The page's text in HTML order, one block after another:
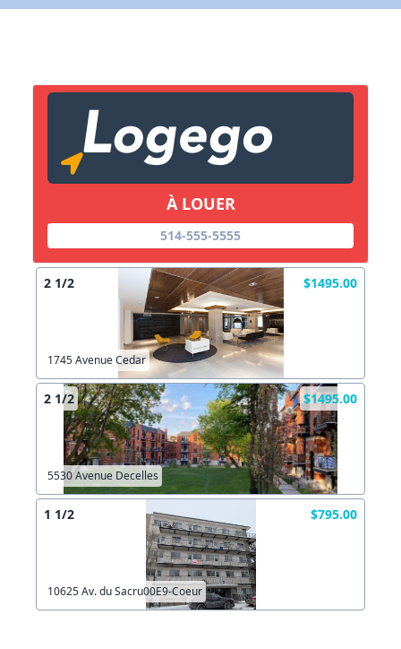
À LOUER
514-555-5555
2 1/2 $1495.00
1745 Avenue Cedar
2 1/2 $1495.00
5530 Avenue Decelles
1 1/2 $795.00
10625 Av. du Sacru00E9-Coeur
X Fermer Envoyez
Copier lien
X Fermer